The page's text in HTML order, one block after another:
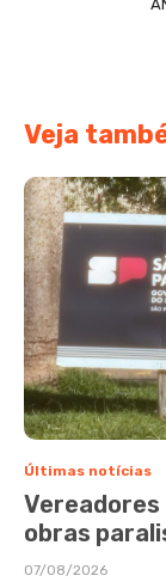
Veja
Últimas notícias
Vereadores
obras
07/08/2026